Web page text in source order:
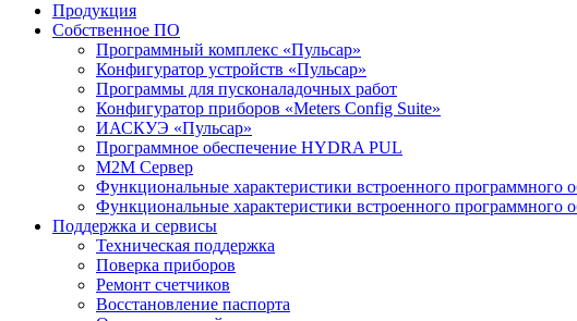
Продукция
Собственное ПО
Программный комплекс «Пульсар»
Конфигуратор устройств «Пульсар»
Программы для пусконаладочных работ
Конфигуратор приборов «Meters Config Suite»
ИАСКУЭ «Пульсар»
Программное обеспечение HYDRA PUL
M2M Сервер
Функциональные характеристики встроенного программного
Функциональные характеристики встроенного
Поддержка и сервисы
Техническая поддержка
Поверка приборов
Ремонт счетчиков
Восстановление паспорта